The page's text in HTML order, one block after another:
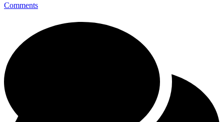
Comments